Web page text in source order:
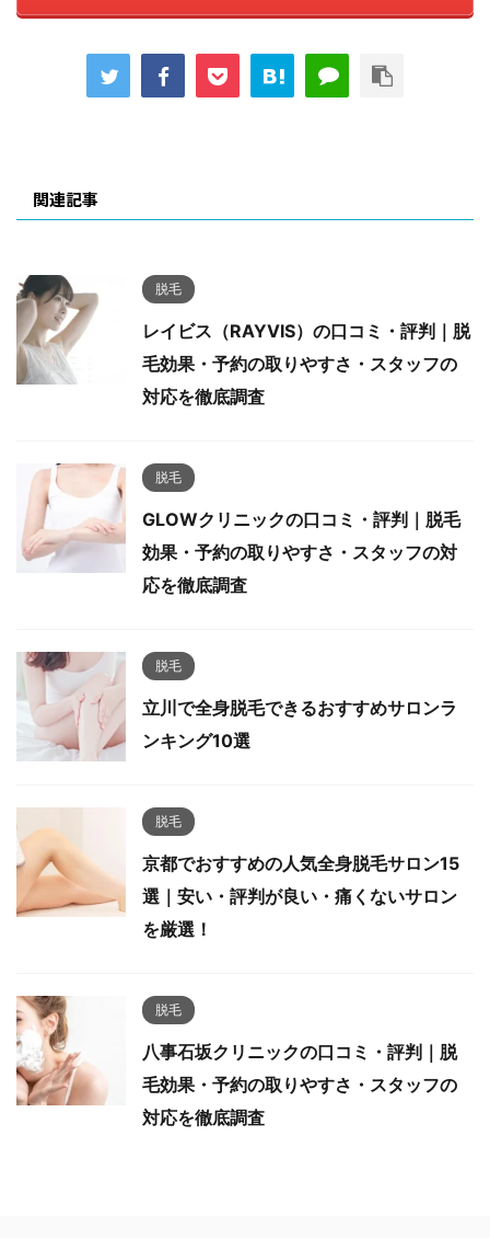
関連記事
脱毛
レイビス（RAYVIS）の口コミ・評判｜脱
毛効果・予約の取りやすさ・スタッフの
対応を徹底調査
脱毛
GLOWクリニックの口コミ・評判｜脱毛
効果・予約の取りやすさ・スタッフの対
応を徹底調査
脱毛
立川で全身脱毛できるおすすめサロンラ
ンキング10選
脱毛
京都でおすすめの人気全身脱毛サロン15
選｜安い・評判が良い・痛くないサロン
を厳選！
脱毛
八事石坂クリニックの口コミ・評判｜脱
毛効果・予約の取りやすさ・スタッフの
対応を徹底調査